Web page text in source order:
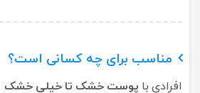
مناسب برای چه کسانی است؟
افرادی با پوست خشک تا خیلی خشک